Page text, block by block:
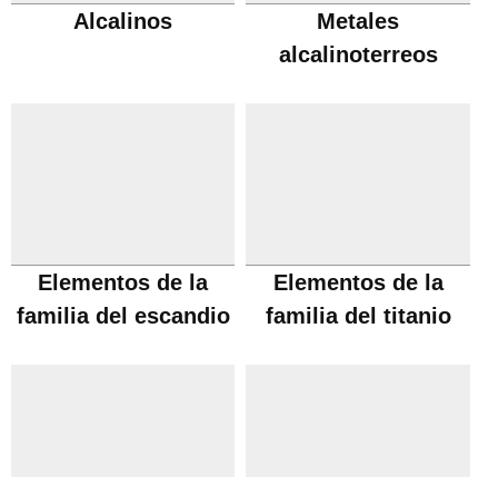
Alcalinos
Metales
alcalinoterreos
Elementos de la
familia del escandio
Elementos de la
familia del titanio